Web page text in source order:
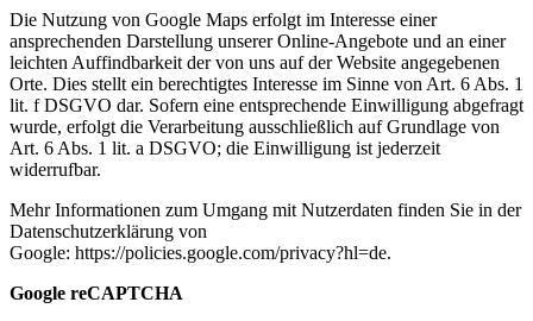
Die Nutzung von Google Maps erfolgt im Interesse einer
ansprechenden Darstellung unserer Online-Angebote und an einer
leichten Auffindbarkeit der von uns auf der Website angegebenen
Orte. Dies stellt ein berechtigtes Interesse im Sinne von Art. 6 Abs. 1
lit. f DSGVO dar. Sofern eine entsprechende Einwilligung abgefragt
wurde, erfolgt die Verarbeitung ausschließlich auf Grundlage von
Art. 6 Abs. 1 lit. a DSGVO; die Einwilligung ist jederzeit
widerrufbar.
Mehr Informationen zum Umgang mit Nutzerdaten finden Sie in der
Datenschutzerklärung von
Google: https://policies.google.com/privacy?hl=de.
Google reCAPTCHA